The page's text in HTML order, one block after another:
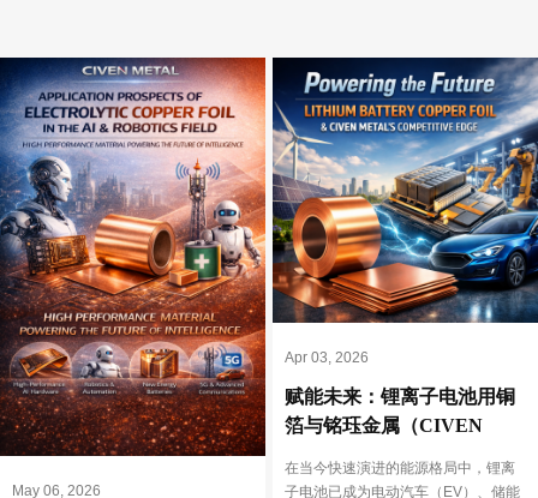
Apr 03, 2026
赋能未来：锂离子电池用铜
箔与铭珏金属（CIVEN
METAL）的竞争优势
在当今快速演进的能源格局中，锂离
子电池已成为电动汽车（EV）、储能
Aug 03, 2026
算力的”隐形血管
摘要：在AI大模型训练与
竞争中，高带宽存储器（
为GPU体系中最昂贵的“战
封装时，承载HBM与GPU